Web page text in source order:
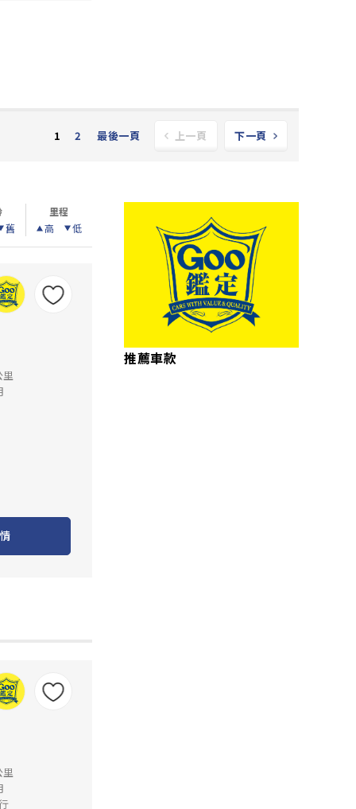
1 2 最後一頁 上一頁 下一頁
舊
里程
高
低
推薦車款